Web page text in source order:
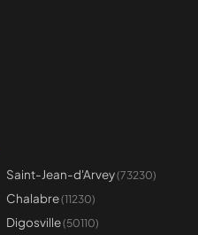
Saint-Jean-d'Arvey(73230)
Chalabre(11230)
Digosville(50110)